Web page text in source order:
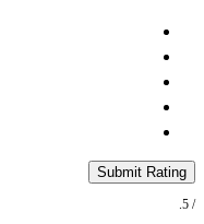
Submit Rating
/ 5.